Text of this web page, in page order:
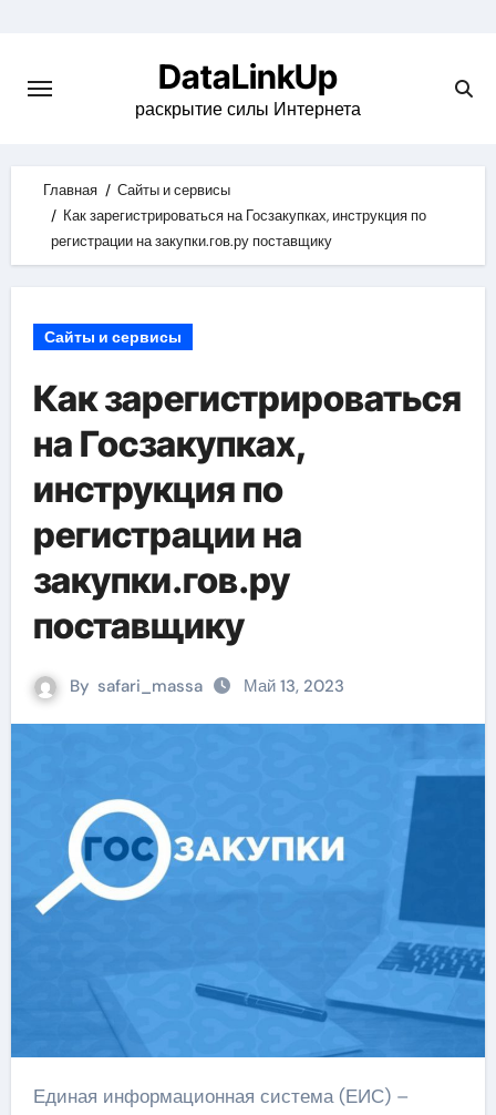
content
DataLinkUp
раскрытие силы Интернета
Главная
Сайты и сервисы
Как зарегистрироваться на Госзакупках, инструкция по
регистрации на закупки.гов.ру поставщику
Сайты и сервисы
Как зарегистрироваться
на Госзакупках,
инструкция по
регистрации на
закупки.гов.ру
поставщику
By safari_massa Май 13, 2023
Единая информационная система (ЕИС) –